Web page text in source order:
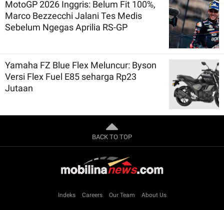
MotoGP 2026 Inggris: Belum Fit 100%,
Marco Bezzecchi Jalani Tes Medis
Sebelum Ngegas Aprilia RS-GP
Yamaha FZ Blue Flex Meluncur: Byson
Versi Flex Fuel E85 seharga Rp23
Jutaan
BACK TO TOP
Indeks Careers Our Team About Us